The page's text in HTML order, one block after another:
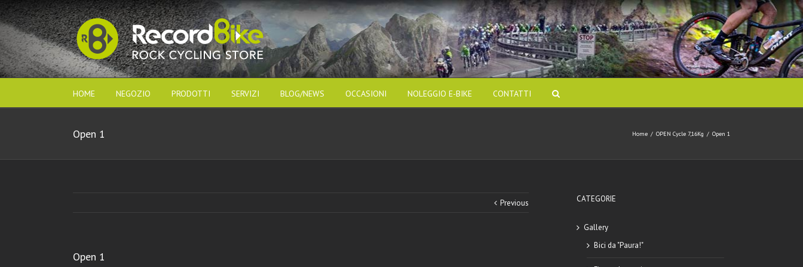
HOME NEGOZIO PRODOTTI SERVIZI BLOG/NEWS OCCASIONI NOLEGGIO E-BIKE CONTATTI
Open 1 Home / OPEN Cycle 7,16Kg / Open 1
Previous
Open 1
CATEGORIE
Gallery
Bici da "Paura!"